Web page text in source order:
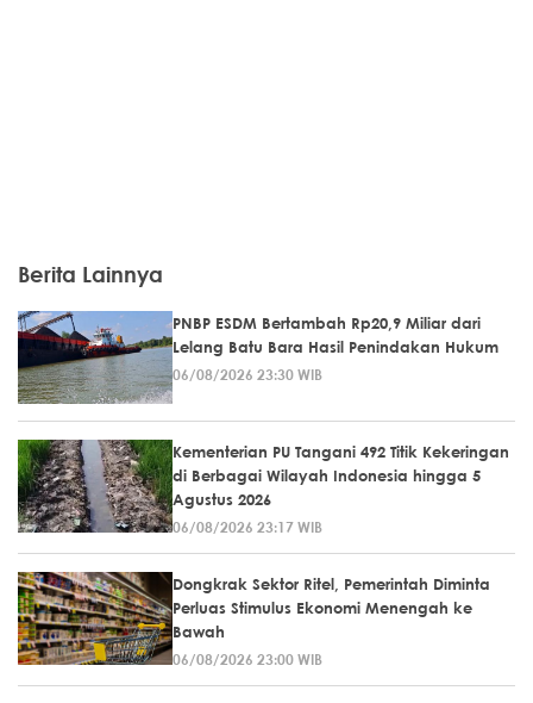
Berita Lainnya
PNBP ESDM Bertambah Rp20,9 Miliar dari
Lelang Batu Bara Hasil Penindakan Hukum
06/08/2026 23:30 WIB
Kementerian PU Tangani 492 Titik Kekeringan
di Berbagai Wilayah Indonesia hingga 5
Agustus 2026
06/08/2026 23:17 WIB
Dongkrak Sektor Ritel, Pemerintah Diminta
Perluas Stimulus Ekonomi Menengah ke
Bawah
06/08/2026 23:00 WIB